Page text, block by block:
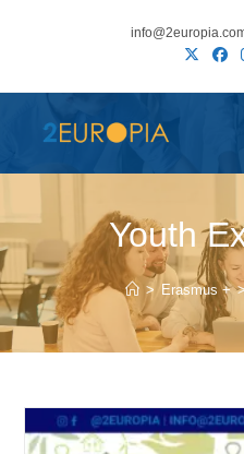
Youth
> Erasmus +